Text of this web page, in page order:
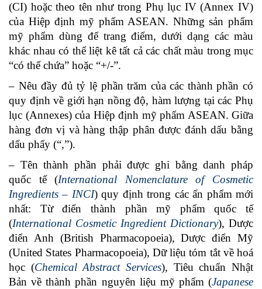
(CI) hoặc theo tên như trong Phụ lục IV (Annex IV)
của Hiệp định mỹ phẩm ASEAN. Những sản phẩm
mỹ phẩm dùng để trang điểm, dưới dạng các màu
khác nhau có thể liệt kê tất cả các chất màu trong mục
“có thể chứa” hoặc “+/-”.
– Nêu đầy đủ tỷ lệ phần trăm của các thành phần có
quy định về giới hạn nồng độ, hàm lượng tại các Phụ
lục (Annexes) của Hiệp định mỹ phẩm ASEAN. Giữa
hàng đơn vị và hàng thập phân được đánh dấu bằng
dấu phẩy (“,”).
– Tên thành phần phải được ghi bằng danh pháp
quốc tế (International Nomenclature of Cosmetic
Ingredients – INCI) quy định trong các ấn phẩm mới
nhất: Từ điển thành phần mỹ phẩm quốc tế
(International Cosmetic Ingredient Dictionary), Dược
điển Anh (British Pharmacopoeia), Dược điển Mỹ
(United States Pharmacopoeia), Dữ liệu tóm tắt về hoá
học (Chemical Abstract Services), Tiêu chuẩn Nhật
Bản về thành phần nguyên liệu mỹ phẩm (Japanese